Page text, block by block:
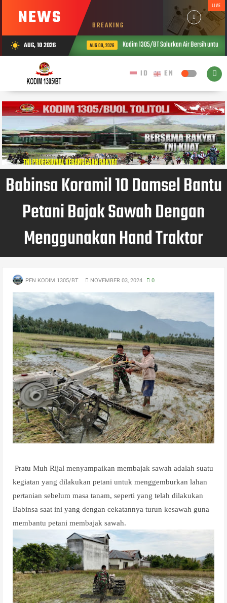
NEWS BREAKING
LIVE
wb_sunny AUG, 10 2026 AUG 09, 2026 Kodim 1305/BT Salurkan Air Bersih untuk
Babinsa Koramil 10 Damsel Bantu
Petani Bajak Sawah Dengan
Menggunakan Hand Traktor
PEN KODIM 1305/BT NOVEMBER 03, 2024 0
Pratu Muh Rijal menyampaikan membajak sawah adalah suatu
kegiatan yang dilakukan petani untuk menggemburkan lahan
pertanian sebelum masa tanam, seperti yang telah dilakukan
Babinsa saat ini yang dengan cekatannya turun kesawah guna
membantu petani membajak sawah.